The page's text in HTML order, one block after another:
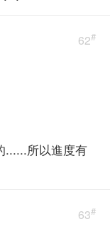
62#
所以進度有
63#